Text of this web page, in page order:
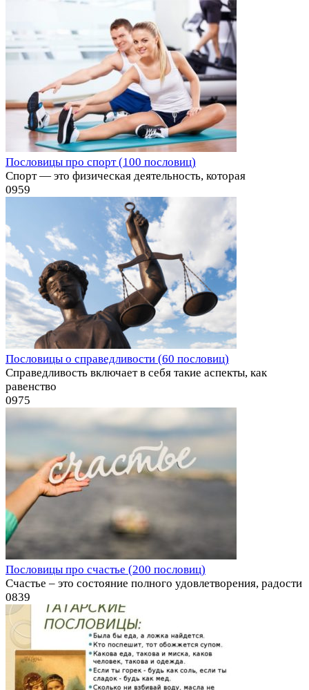
Пословицы про спорт (100 пословиц)
Спорт — это физическая деятельность, которая
0959
Пословицы о справедливости (60 пословиц)
Справедливость включает в себя такие аспекты, как
равенство
0975
Пословицы про счастье (200 пословиц)
Счастье – это состояние полного удовлетворения, радости
0839